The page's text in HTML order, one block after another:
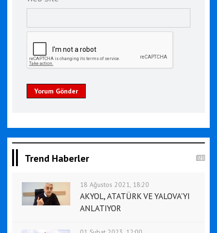
Yorum Gönder
Trend Haberler
18 Ağustos 2021, 18:20
AKYOL, ATATÜRK VE YALOVA'YI
ANLATIYOR